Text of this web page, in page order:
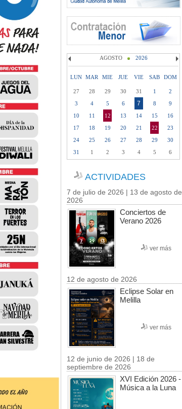
AGOSTO 2026
LUN MAR MIE JUE VIE SAB DOM
27 28 29 30 31 1
2
3
4 5 6 7 8
9
10
11 12 13 14 15
16
17
18 19 20 21 22
23
24
25 26 27 28 29
30
31
1 2 3 4 5 6
ACTIVIDADES
7 de julio de 2026 | 13 de agosto de
2026
Conciertos de
Verano 2026
ver más
12 de agosto de 2026
Eclipse Solar en
Melilla
ver más
12 de junio de 2026 | 18 de
septiembre de 2026
XVI Edición 2026 -
Música a la Luna